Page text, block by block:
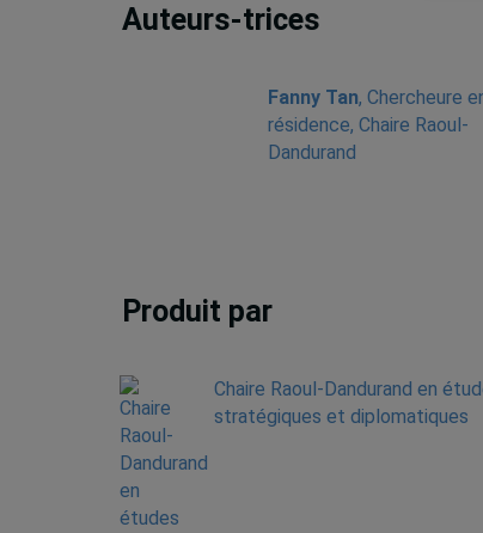
Auteurs-trices
Fanny Tan, Chercheure
résidence, Chaire Raoul-
Dandurand
Produit par
Chaire Raoul-Dandurand en
stratégiques et diplomatiques